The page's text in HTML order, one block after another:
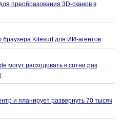
преобразования 3D-сканов в
Kitesurf для ИИ-агентов
могут расходовать в сотни раз
и планирует развернуть 70 тысяч